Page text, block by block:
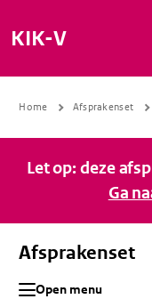
KIK-V
Home Afsprakenset
Let op: deze
Ga
Afsprakenset
Open menu